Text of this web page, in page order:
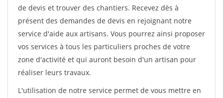
de devis et trouver des chantiers. Recevez dès à
présent des demandes de devis en rejoignant notre
service d'aide aux artisans. Vous pourrez ainsi proposer
vos services à tous les particuliers proches de votre
zone d'activité et qui auront besoin d'un artisan pour
réaliser leurs travaux.
L'utilisation de notre service permet de vous mettre en